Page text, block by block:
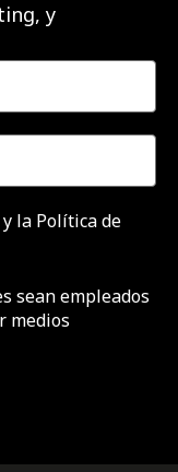
y
la Política de
sean empleados
medios